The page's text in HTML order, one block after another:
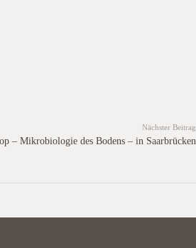
Nächster Beitrag
– Mikrobiologie des Bodens – in Saarbrücken